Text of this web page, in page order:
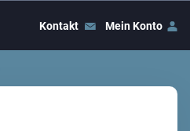
Kontakt Mein Konto